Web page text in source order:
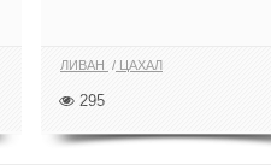
ЛИВАН ЦАХАЛ
295